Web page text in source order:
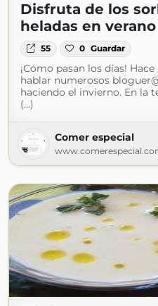
Disfruta de los
heladas en verano
55 0 Guardar
¡Cómo pasan los días!
hablar numerosos
haciendo el invierno. En la
(...)
Comer especial